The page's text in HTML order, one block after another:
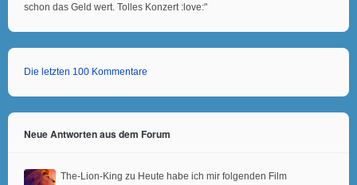
schon das Geld wert. Tolles Konzert :love:"
Die letzten 100 Kommentare
Neue Antworten aus dem Forum
The-Lion-King zu Heute habe ich mir folgenden Film